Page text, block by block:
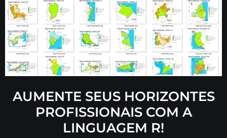
AUMENTE SEUS HORIZONTES
PROFISSIONAIS COM A
LINGUAGEM R!